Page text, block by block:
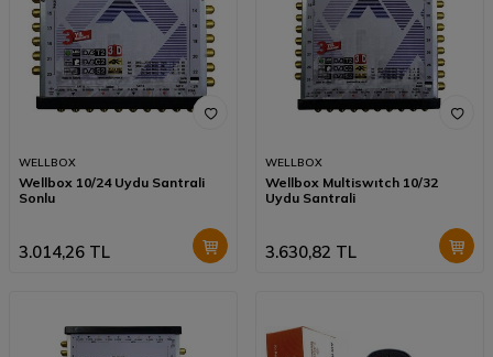
WELLBOX
Wellbox 10/24 Uydu Santrali
Sonlu
3.014,26 TL
WELLBOX
Wellbox Multiswıtch 10/32
Uydu Santrali
3.630,82 TL